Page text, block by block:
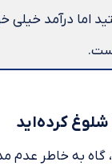
اما درآمد خیلی
، گاه به خاطر عدم